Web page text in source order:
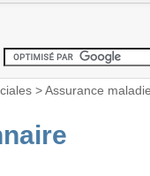
>Assurance maladie